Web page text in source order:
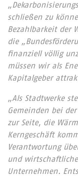
schließen zu
Bezahlbarkeit der
die
finanziell völlig
müssen wir als
Kapitalgeber
„Als Stadtwerke
Gemeinden bei
zur Seite, die
Kerngeschäft
Verantwortung
und
Unternehmen.